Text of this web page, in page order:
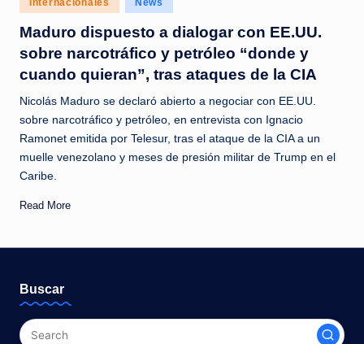
c
i
a
a
l
i
n
t
n
t
in
Internacionales News
Maduro dispuesto a dialogar con EE.UU.
sobre narcotráfico y petróleo “donde y
cuando quieran”, tras ataques de la CIA
Nicolás Maduro se declaró abierto a negociar con EE.UU.
sobre narcotráfico y petróleo, en entrevista con Ignacio
Ramonet emitida por Telesur, tras el ataque de la CIA a un
muelle venezolano y meses de presión militar de Trump en el
Caribe.
Read More
Buscar